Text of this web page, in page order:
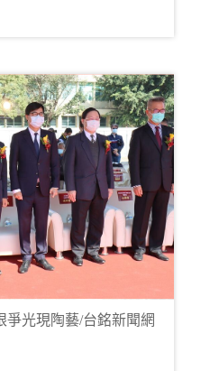
爭光現陶藝/台銘新聞網